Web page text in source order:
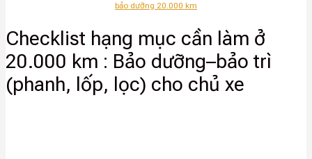
bảo dưỡng 20.000 km
Checklist hạng mục cần làm ở
20.000 km : Bảo dưỡng–bảo trì
(phanh, lốp, lọc) cho chủ xe